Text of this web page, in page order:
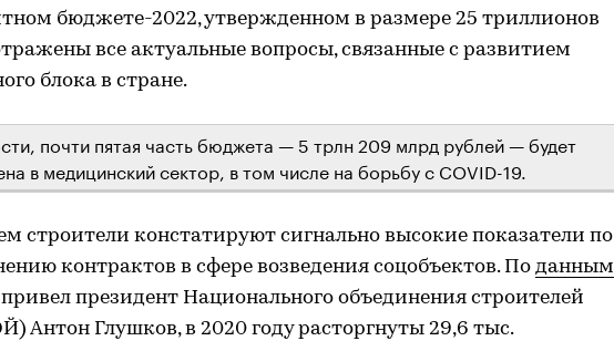
бюджете-2022, утвержденном в размере 25 триллионов
все актуальные вопросы, связанные с развитием
блока в стране.
почти пятая часть бюджета — 5 трлн 209 млрд рублей — будет
в медицинский сектор, в том числе на борьбу с COVID-19.
строители констатируют сигнально высокие показатели по
контрактов в сфере возведения соцобъектов. По данным
президент Национального объединения строителей
Антон Глушков, в 2020 году расторгнуты 29,6 тыс.